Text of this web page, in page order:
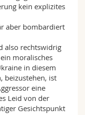
kein explizites
aber bombardiert
also rechtswidrig
moralisches
in diesem
beizustehen, ist
eine
Leid von der
Gesichtspunkt